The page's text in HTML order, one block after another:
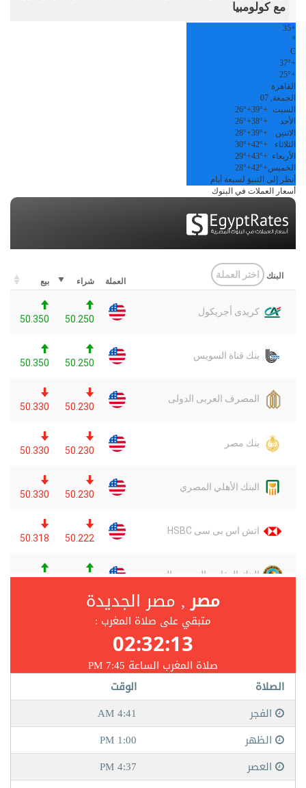
مع كولومبيا
+
35
°
C
+
37°
+
25°
القاهرة
الجمعة, 07
السبت +
39°
+
26°
الأحد
+
38°
+
26°
الاثنين
+
39°
+
28°
الثلاثاء
+
42°
+
30°
الأربعاء +
43°
+
29°
الخميس+
42°
+
28°
أنظر إلى التنبؤ لسبعة أيام
أسعار العملات في البنوك